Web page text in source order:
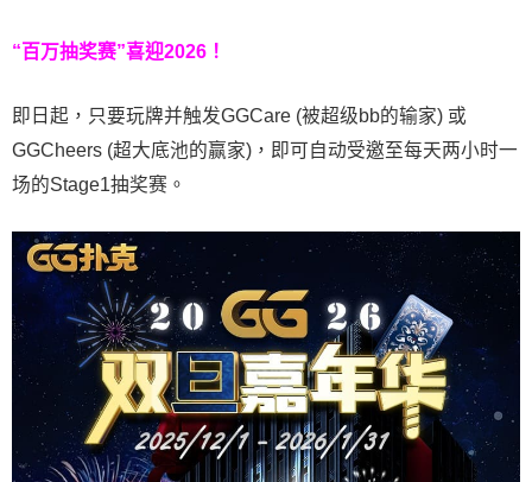
“百万抽奖赛”喜迎2026！
即日起，只要玩牌并触发GGCare (被超级bb的输家) 或
GGCheers (超大底池的赢家)，即可自动受邀至每天两小时一
场的Stage1抽奖赛。